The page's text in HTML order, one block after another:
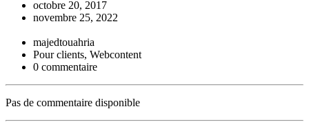
octobre 20, 2017
novembre 25, 2022
majedtouahria
Pour clients, Webcontent
0 commentaire
Pas de commentaire disponible